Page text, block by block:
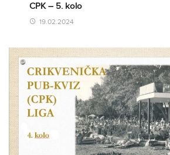
CPK – 5. kolo
19.02.2024